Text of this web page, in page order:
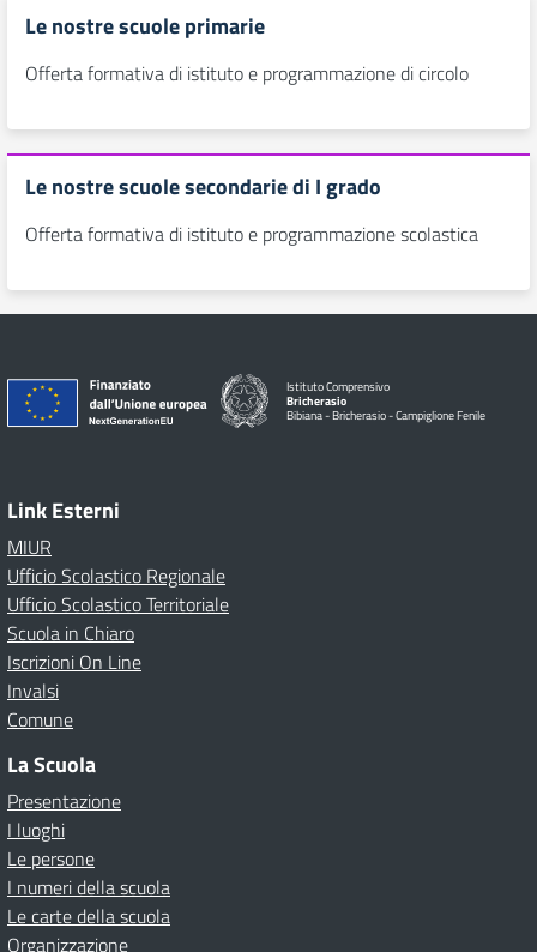
Le nostre scuole primarie
Offerta formativa di istituto e programmazione di circolo
Le nostre scuole secondarie di I grado
Offerta formativa di istituto e programmazione scolastica
Istituto Comprensivo
Bricherasio
Bibiana - Bricherasio - Campiglione Fenile
Link Esterni
MIUR
Ufficio Scolastico Regionale
Ufficio Scolastico Territoriale
Scuola in Chiaro
Iscrizioni On Line
Invalsi
Comune
La Scuola
Presentazione
I luoghi
Le persone
I numeri della scuola
Le carte della scuola
Organizzazione